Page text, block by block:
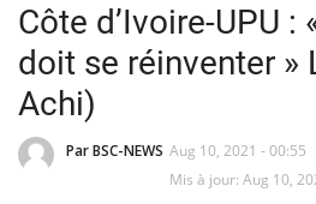
Accueil
Contact
A propos
Côte d’Ivoire-UPU :
doit se réinventer »
Achi)
Par BSC-NEWS Aug 10, 2021 - 00:55
Mis à jour: Aug 10,